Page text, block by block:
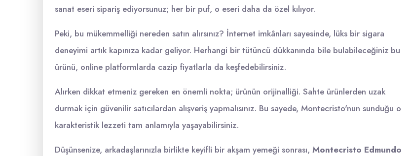
sanat eseri sipariş ediyorsunuz; her bir puf, o eseri daha da özel kılıyor.
Peki, bu mükemmelliği nereden satın alırsınız? İnternet imkânları sayesinde, lüks bir sigara
deneyimi artık kapınıza kadar geliyor. Herhangi bir tütüncü dükkanında bile bulabileceğiniz bu
ürünü, online platformlarda cazip fiyatlarla da keşfedebilirsiniz.
Alırken dikkat etmeniz gereken en önemli nokta; ürünün orijinalliği. Sahte ürünlerden uzak
durmak için güvenilir satıcılardan alışveriş yapmalısınız. Bu sayede, Montecristo'nun sunduğu o
karakteristik lezzeti tam anlamıyla yaşayabilirsiniz.
Düşünsenize, arkadaşlarınızla birlikte keyifli bir akşam yemeği sonrası, Montecristo Edmundo